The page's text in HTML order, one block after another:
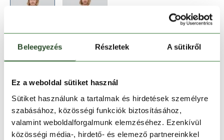
Beleegyezés Részletek A sütikről
Ez a weboldal sütiket használ
Sütiket használunk a tartalmak és hirdetések személyre
szabásához, közösségi funkciók biztosításához,
valamint weboldalforgalmunk elemzéséhez. Ezenkívül
közösségi média-, hirdető- és elemező partnereinkkel
M L XL
Kosárba teszem